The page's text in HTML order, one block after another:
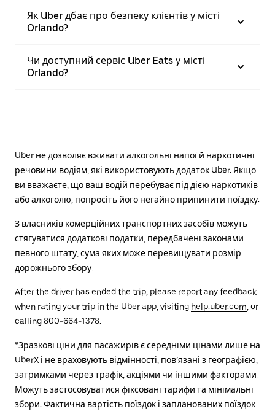
Як Uber дбає про безпеку клієнтів у місті
Orlando?
Чи доступний сервіс Uber Eats у місті
Orlando?
Uber не дозволяє вживати алкогольні напої й наркотичні
речовини водіям, які використовують додаток Uber. Якщо
ви вважаєте, що ваш водій перебуває під дією наркотиків
або алкоголю, попросіть його негайно припинити поїздку.
З власників комерційних транспортних засобів можуть
стягуватися додаткові податки, передбачені законами
певного штату, сума яких може перевищувати розмір
дорожнього збору.
After the driver has ended the trip, please report any feedback
when rating your trip in the Uber app, visiting help.uber.com , or
calling 800-664-1378.
*Зразкові ціни для пасажирів є середніми цінами лише на
UberX і не враховують відмінності, пов’язані з географією,
затримками через трафік, акціями чи іншими факторами.
Можуть застосовуватися фіксовані тарифи та мінімальні
збори. Фактична вартість поїздок і запланованих поїздок